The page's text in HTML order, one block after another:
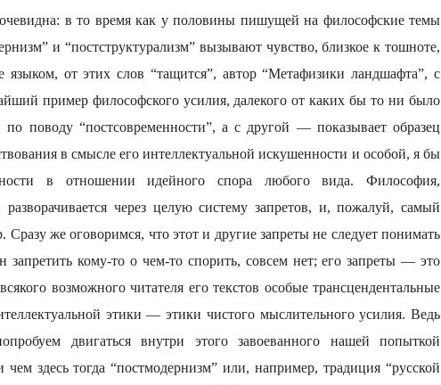
в то время как у половины пишущей на философские темы
и “постструктурализм” вызывают чувство, близкое к тошноте,
языком, от этих слов “тащится”, автор “Метафизики ландшафта”, с
пример философского усилия, далекого от каких бы то ни было
по поводу “постсовременности”, а с другой — показывает образец
в смысле его интеллектуальной искушенности и особой, я бы
в отношении идейного спора любого вида. Философия,
через целую систему запретов, и, пожалуй, самый
же оговоримся, что этот и другие запреты не следует понимать
запретить кому-то о чем-то спорить, совсем нет; его запреты — это
возможного читателя его текстов особые трансцендентальные
этики — этики чистого мыслительного усилия. Ведь
двигаться внутри этого завоеванного нашей попыткой
здесь тогда “постмодернизм” или, например, традиция “русской